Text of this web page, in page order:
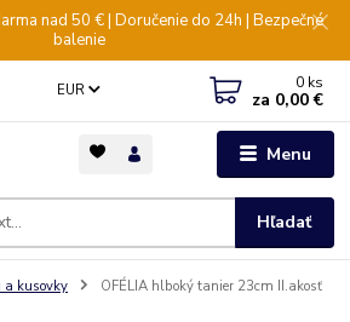
nad 50 € | Doručenie do 24h | Bezpečné
balenie
Menu
EUR
Hľadať
0 ks
za 0,00 €
a kusovky
OFÉLIA hlboký tanier 23cm II.akosť